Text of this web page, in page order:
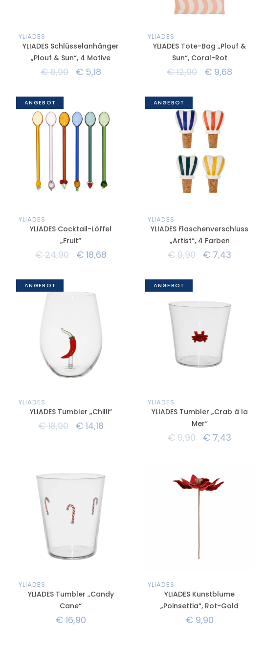
YLIADES
YLIADES Schlüsselanhänger
„Plouf & Sun“, 4 Motive
€ 6,90 €5,18
YLIADES
YLIADES Tote-Bag „Plouf &
Sun“, Coral-Rot
€ 12,90 € 9,68
ANGEBOT
YLIADES
YLIADES Cocktail-Löffel
„Fruit“
€ 24,90 €18,68
ANGEBOT
YLIADES
YLIADES Flaschenverschluss
„Artist“, 4 Farben
€ 9,90 € 7,43
ANGEBOT
YLIADES
YLIADES Tumbler „Chilli“
€ 18,90 €14,18
ANGEBOT
YLIADES
YLIADES Tumbler „Crab à la
Mer“
€ 9,90 € 7,43
YLIADES
YLIADES Tumbler „Candy
Cane“
€16,90
YLIADES
YLIADES Kunstblume
„Poinsettia“, Rot-Gold
€9,90